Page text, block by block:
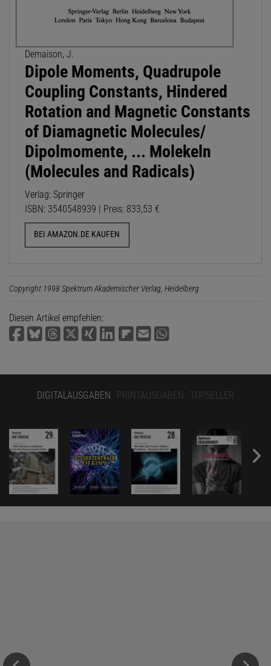
Demaison, J.
Dipole Moments, Quadrupole
Coupling Constants, Hindered
Rotation and Magnetic Constants
of Diamagnetic Molecules/
Dipolmomente, ... Molekeln
(Molecules and Radicals)
Verlag: Springer
ISBN: 3540548939 | Preis: 833,53 €
BEI AMAZON.DE KAUFEN
Copyright 1998 Spektrum Akademischer Verlag, Heidelberg
Diesen Artikel empfehlen:
DIGITALAUSGABEN PRINTAUSGABEN TOPSELLER